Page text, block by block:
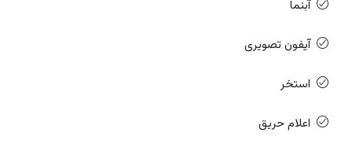
آبنما
آیفون تصویری
استخر
اعلام حریق